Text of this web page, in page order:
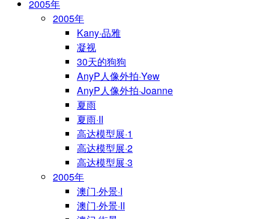
2005年
2005年
Kany·品雅
凝视
30天的狗狗
AnyP人像外拍·Yew
AnyP人像外拍·Joanne
夏雨
夏雨·II
高达模型展·1
高达模型展·2
高达模型展·3
2005年
澳门·外景·I
澳门·外景·II